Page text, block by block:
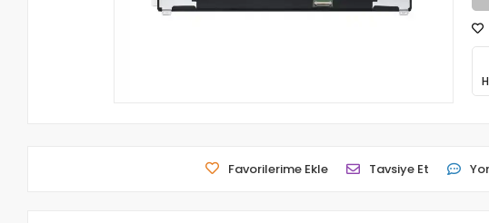
Favorilerime Ekle Tavsiye Et